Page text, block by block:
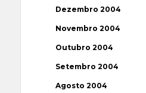
Dezembro 2004
Novembro 2004
Outubro 2004
Setembro 2004
Agosto 2004